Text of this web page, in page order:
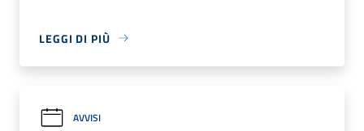
LEGGI DI PIÙ
AVVISI